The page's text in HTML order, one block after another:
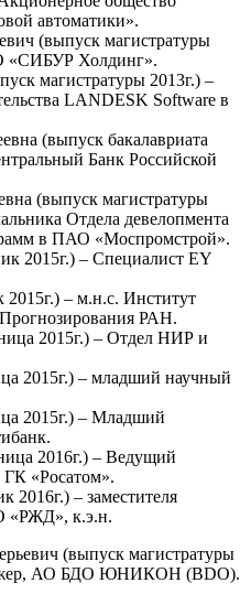
автоматики».
(выпуск магистратуры
«СИБУР Холдинг».
магистратуры 2013г.) –
LANDESK Software в
(выпуск бакалавриата
Банк Российской
(выпуск магистратуры
Отдела девелопмента
в ПАО «Моспромстрой».
2015г.) – Специалист EY
– м.н.с. Институт
РАН.
2015г.) – Отдел НИР и
2015г.) – младший научный
2015г.) – Младший
2016г.) – Ведущий
«Росатом».
– заместителя
«РЖД», к.э.н.
(выпуск магистратуры
АО БДО ЮНИКОН (BDO).